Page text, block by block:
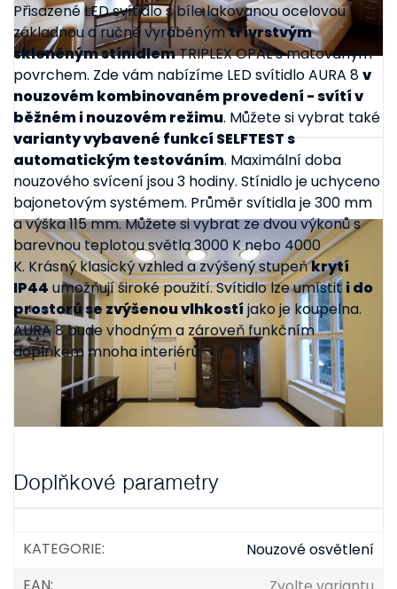
Přisazené LED svítidlo s bíle lakovanou ocelovou
základnou a ručně vyráběnýmtřívrstvým
skleněným stínidlemTRIPLEX OPAL s matovaným
povrchem. Zde vám nabízíme LED svítidlo AURA 8v
nouzovém kombinovaném provedení - svítí v
běžném i nouzovém režimu. Můžete si vybrat také
varianty vybavené funkcí SELFTEST s
automatickým testováním. Maximální doba
nouzového svícení jsou 3 hodiny. Stínidlo je uchyceno
bajonetovým systémem. Průměr svítidla je 300 mm
a výška 115 mm. Můžete si vybrat ze dvou výkonů s
barevnou teplotou světla 3000 K nebo 4000
K. Krásný klasický vzhled a zvýšený stupeňkrytí
IP44 umožňují široké použití. Svítidlo lze umístit i do
prostorů se zvýšenou vlhkostí jako je koupelna.
AURA 8 bude vhodným a zároveň funkčním
doplňkem mnoha interiérů.
Doplňkové parametry
KATEGORIE:
Nouzové osvětlení